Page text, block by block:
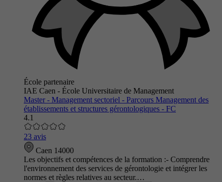
École partenaire
IAE Caen - École Universitaire de Management
Master - Management sectoriel - Parcours Management des
établissements et structures gérontologiques - FC
4.1
23 avis
Caen 14000
Les objectifs et compétences de la formation :- Comprendre
l'environnement des services de gérontologie et intégrer les
normes et règles relatives au secteur.…